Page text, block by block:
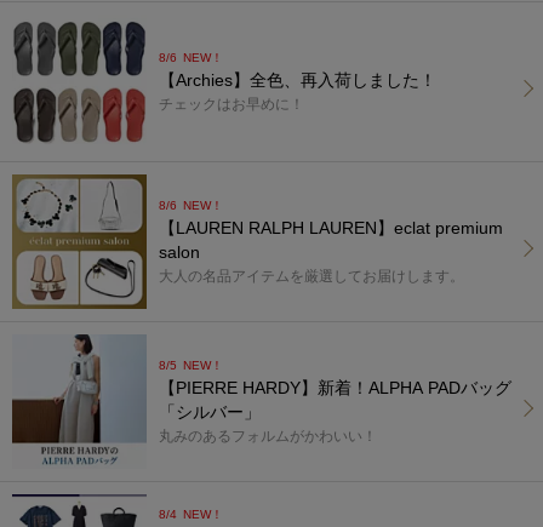
8/6 NEW！
【Archies】全色、再入荷しました！
チェックはお早めに！
8/6 NEW！
【LAUREN RALPH LAUREN】eclat premium
salon
大人の名品アイテムを厳選してお届けします。
8/5 NEW！
【PIERRE HARDY】新着！ALPHA PADバッグ
「シルバー」
丸みのあるフォルムがかわいい！
8/4 NEW！